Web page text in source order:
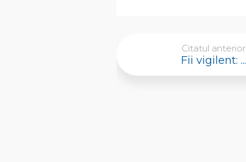
Citatul anterior
Fii vigilent: ...